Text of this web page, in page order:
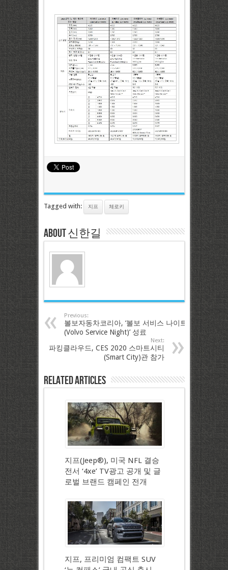
Tagged with: 지프 체로키
About 신한길
Previous:
볼보자동차코리아, ‘볼보 서비스 나이트
(Volvo Service Night)’ 성료
Next:
파킹클라우드, CES 2020 스마트시티
(Smart City)관 참가
Related Articles
지프(Jeep®), 미국 NFL 결승
전서 ‘4xe’ TV광고 공개 및 글
로벌 브랜드 캠페인 전개
지프, 프리미엄 컴팩트 SUV